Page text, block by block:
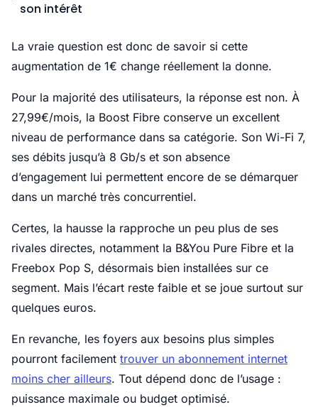
son intérêt
La vraie question est donc de savoir si cette
augmentation de 1€ change réellement la donne.
Pour la majorité des utilisateurs, la réponse est non. À
27,99€/mois, la Boost Fibre conserve un excellent
niveau de performance dans sa catégorie. Son Wi-Fi 7,
ses débits jusqu’à 8 Gb/s et son absence
d’engagement lui permettent encore de se démarquer
dans un marché très concurrentiel.
Certes, la hausse la rapproche un peu plus de ses
rivales directes, notamment la B&You Pure Fibre et la
Freebox Pop S, désormais bien installées sur ce
segment. Mais l’écart reste faible et se joue surtout sur
quelques euros.
En revanche, les foyers aux besoins plus simples
pourront facilement trouver un abonnement internet
moins cher ailleurs. Tout dépend donc de l’usage :
puissance maximale ou budget optimisé.